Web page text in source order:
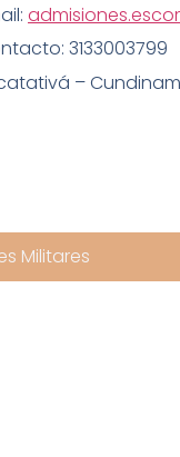
3133003799
–
Militares